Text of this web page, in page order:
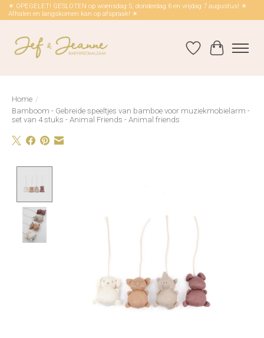
☀ OPEGELET! GESLOTEN op woensdag 5, donderdag 6 en vrijdag 7 augustus! ☀
Afhalen en langskomen kan op afspraak! ☀
Verlanglijst
Home /
Bamboom - Gebreide speeltjes van bamboe voor muziekmobielarm -
set van 4 stuks - Animal Friends - Animal friends